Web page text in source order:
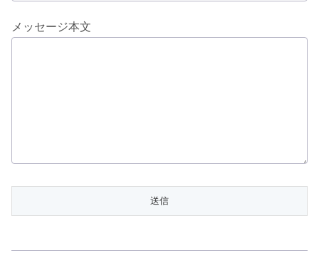
メッセージ本文